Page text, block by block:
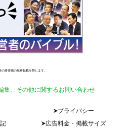
著作物の無断転載を禁じます。
集、その他に関するお問い合わせ
プライバシー
広告料金・掲載サイズ